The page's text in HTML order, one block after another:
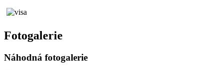
Fotogalerie
Náhodná fotogalerie